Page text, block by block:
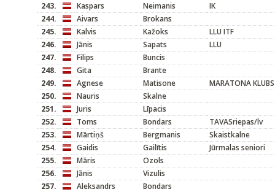
243.
Kaspars Neimanis
IK
244.
Aivars
Brokans
245.
Kalvis Kažoks
LLU ITF
246.
Jānis Sapats
LLU
247.
Filips
Buncis
248.
Gita
Brante
249.
Agnese Matisone
MARATONA KLUBS
250.
Nauris
Skalne
251.
Juris
Līpacis
252.
Toms Bondars
TAVASriepas/lv
253.
Mārtiņš Bergmanis
Skaistkalne
254.
Gaidis Gailītis
Jūrmalas seniori
255.
Māris
Ozols
256.
Jānis
Vizulis
257.
Aleksandrs
Bondars